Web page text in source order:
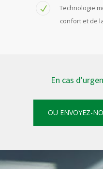
Technologie
confort et de
En cas
OU ENVOYEZ-